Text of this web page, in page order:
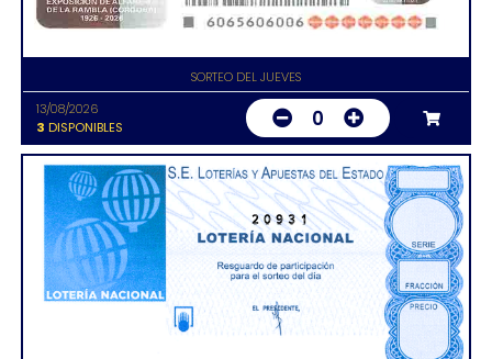
SORTEO DEL JUEVES
13/08/2026
3 DISPONIBLES 0
20931